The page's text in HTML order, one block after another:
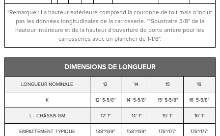
*Remarque : La hauteur extérieure comprend la couronne de toit mais n'inclut
pas les données longitudinales de la carrosserie. **Soustraire 3/8" de la
hauteur intérieure et de la hauteur d'ouverture de porte arrière pour les
carrosseries avec un plancher de 1-1/8".
DIMENSIONS DE LONGUEUR
LONGUEUR NOMINALE 12 14 15 16
K 12' 5-5/8" 14' 5-5/8" 15' 5-5/8" 16' 5-5/8"
L - CHÂSSIS GM 12' 1" 14' 1" 15' 1" 16' 1"
EMPATTEMENT TYPIQUE 138"/139" 158"/159" 176"/177" 176"/177"